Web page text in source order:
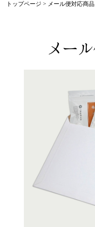
トップページ メール便対応商品
メー